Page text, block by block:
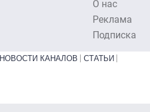
О нас
Реклама
Подписка
НОВОСТИ КАНАЛОВ
СТАТЬИ